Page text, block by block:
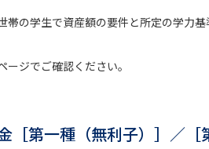
帯の学生で資産額の要件と所定の学力
ジでご確認ください。
［第一種（無利子）］／